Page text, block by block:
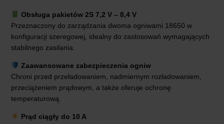
Obsługa pakietów 2S 7,2 V – 8,4 V
Przeznaczony do zarządzania dwoma ogniwami 18650 w
konfiguracji szeregowej, idealny do zastosowań wymagających
stabilnego zasilania.
Zaawansowane zabezpieczenia ogniw
Chroni przed przeładowaniem, nadmiernym rozładowaniem,
przeciążeniem prądowym, a także oferuje ochronę
temperaturową.
Prąd ciągły do 10 A